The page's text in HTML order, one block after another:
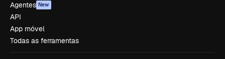
Agentes New
API
App móvel
Todas as ferramentas